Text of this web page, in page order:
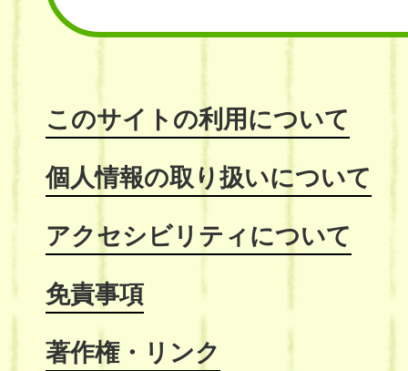
このサイトの利用について
個人情報の取り扱いについて
アクセシビリティについて
免責事項
著作権・リンク